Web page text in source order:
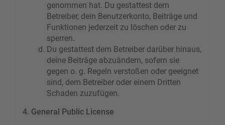
genommen hat. Du gestattest dem
Betreiber, dein Benutzerkonto, Beiträge und
Funktionen jederzeit zu löschen oder zu
sperren.
Du gestattest dem Betreiber darüber hinaus,
deine Beiträge abzuändern, sofern sie
gegen o. g. Regeln verstoßen oder geeignet
sind, dem Betreiber oder einem Dritten
Schaden zuzufügen.
4. General Public License